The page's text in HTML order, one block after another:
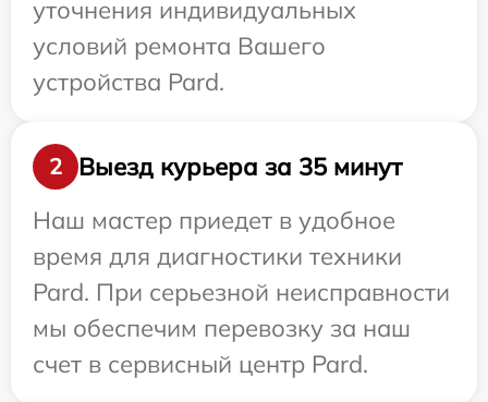
уточнения индивидуальных
условий ремонта Вашего
устройства Pard.
2
Выезд курьера за 35 минут
Наш мастер приедет в удобное
время для диагностики техники
Pard. При серьезной неисправности
мы обеспечим перевозку за наш
счет в сервисный центр Pard.